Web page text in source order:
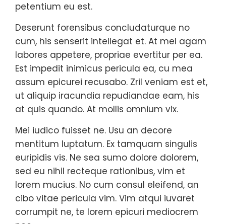
petentium eu est.
Deserunt forensibus concludaturque no
cum, his senserit intellegat et. At mel agam
labores appetere, propriae evertitur per ea.
Est impedit inimicus pericula ea, cu mea
assum epicurei recusabo. Zril veniam est et,
ut aliquip iracundia repudiandae eam, his
at quis quando. At mollis omnium vix.
Mei iudico fuisset ne. Usu an decore
mentitum luptatum. Ex tamquam singulis
euripidis vis. Ne sea sumo dolore dolorem,
sed eu nihil recteque rationibus, vim et
lorem mucius. No cum consul eleifend, an
cibo vitae pericula vim. Vim atqui iuvaret
corrumpit ne, te lorem epicuri mediocrem